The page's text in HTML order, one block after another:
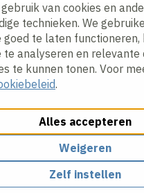
van cookies en
technieken. We
goed te laten functioneren,
te analyseren en relevante
te kunnen tonen. Voor
.
Alles accepteren
Weigeren
Zelf instellen
met hetprivacy statement.
Cookie beleidPrivacy
Algemene